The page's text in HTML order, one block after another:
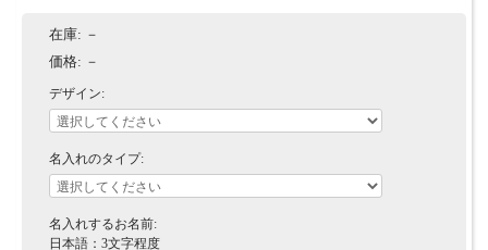
在庫: －
価格: －
デザイン:
名入れのタイプ:
名入れするお名前:
日本語：3文字程度